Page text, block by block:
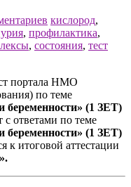
кислород,
, профилактика,
, состояния, тест
портала НМО
по теме
беременности» (1 ЗЕТ)
с ответами по теме
беременности» (1 ЗЕТ)
к итоговой аттестации